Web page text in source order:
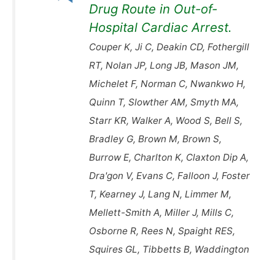
Drug Route in Out-of-
Hospital Cardiac Arrest.
Couper K, Ji C, Deakin CD, Fothergill
RT, Nolan JP, Long JB, Mason JM,
Michelet F, Norman C, Nwankwo H,
Quinn T, Slowther AM, Smyth MA,
Starr KR, Walker A, Wood S, Bell S,
Bradley G, Brown M, Brown S,
Burrow E, Charlton K, Claxton Dip A,
Dra'gon V, Evans C, Falloon J, Foster
T, Kearney J, Lang N, Limmer M,
Mellett-Smith A, Miller J, Mills C,
Osborne R, Rees N, Spaight RES,
Squires GL, Tibbetts B, Waddington